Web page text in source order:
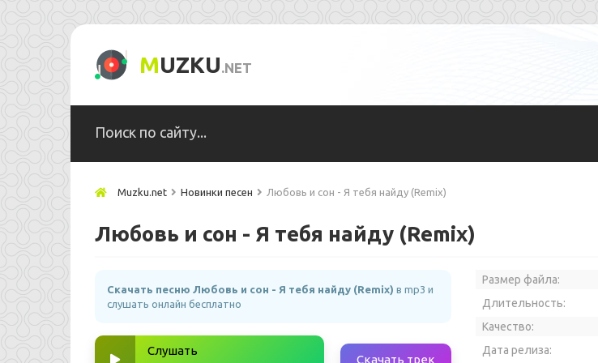
MUZKU.NET
Muzku.net Новинки песен Любовь и сон - Я тебя найду (Remix)
Любовь и сон - Я тебя найду (Remix)
Скачать песню Любовь и сон - Я тебя найду (Remix) в mp3 и
слушать онлайн бесплатно
Слушать
Скачать трек
Размер файла:
Длительность:
Качество:
Дата релиза: